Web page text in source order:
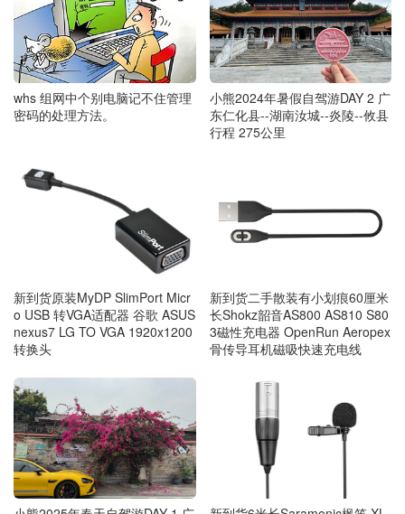
whs 组网中个别电脑记不住管理
密码的处理方法。
小熊2024年暑假自驾游DAY 2 广
东仁化县--湖南汝城--炎陵--攸县
行程 275公里
新到货原装MyDP SlimPort Micr
o USB 转VGA适配器 谷歌 ASUS
nexus7 LG TO VGA 1920x1200
转换头
新到货二手散装有小划痕60厘米
长Shokz韶音AS800 AS810 S80
3磁性充电器 OpenRun Aeropex
骨传导耳机磁吸快速充电线